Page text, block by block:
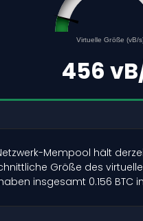
45561691
Virtuelle Größe (vB/
456
Mempool hält
Größe des
insgesamt 0.156 BTC